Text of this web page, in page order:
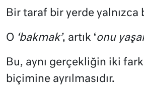
Bir taraf bir yerde yalnızca
O ‘bakmak’, artık ‘onu
Bu, aynı gerçekliğin iki
biçimine ayrılmasıdır.